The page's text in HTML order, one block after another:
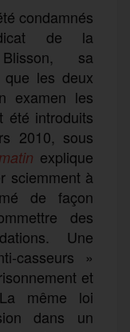
condamnés
de la
sa
que les deux
examen les
été introduits
2010, sous
explique
sciemment à
de façon
des
Une
casseurs »
et
même loi
dans un